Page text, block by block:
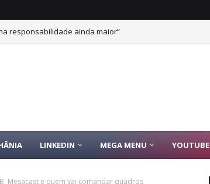
responsabilidade ainda maior”
LINKEDIN MEGA MENU YOUTUBE
Mesacast e quem vai comandar quadros